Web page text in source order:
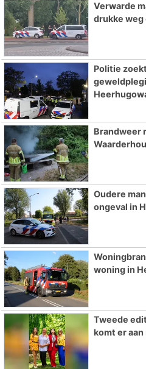
Verwarde
drukke weg
Politie
Brandweer
Oudere
ongeval in
woning in
Tweede
komt er aan